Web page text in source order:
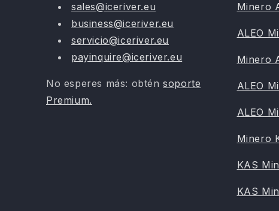
sales@iceriver.eu
business@iceriver.eu
servicio@iceriver.eu
payinquire@iceriver.eu
No esperes más: obténsoporte
Premium.
Minero
ALEO
Minero
ALEO
ALEO
Minero
KAS
KAS